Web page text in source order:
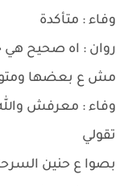
وفاء : متأكدة
روان : اه صحيح هي
مش ع بعضها
وفاء : معرفش
تقولي
بصوا ع حنين